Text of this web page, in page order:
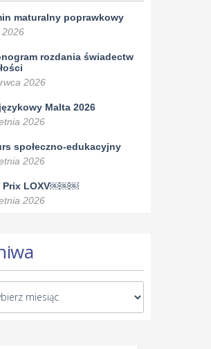
maturalny poprawkowy
2026
rozdania świadectw
2026
Malta 2026
2026
społeczno-edukacyjny
2026
Prix LOXV￼￼￼
2026